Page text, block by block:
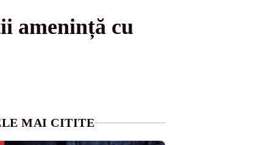
amenință cu
MAI CITITE